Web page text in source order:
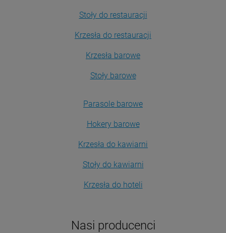
Stoły do restauracji
Krzesła do restauracji
Krzesła barowe
Stoły barowe
Parasole barowe
Hokery barowe
Krzesła do kawiarni
Stoły do kawiarni
Krzesła do hoteli
Nasi producenci